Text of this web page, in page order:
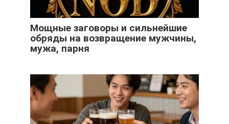
Мощные заговоры и сильнейшие
обряды на возвращение мужчины,
мужа, парня